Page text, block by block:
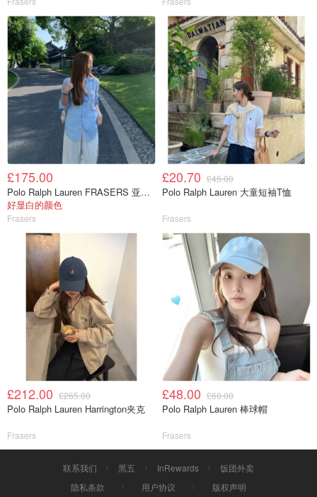
£175.00
Polo Ralph Lauren FRASERS 亚麻长袖衬衫
好显白的颜色
Frasers
£20.70 £45.00
Polo Ralph Lauren 大童短袖T恤
Frasers
£212.00 £265.00
Polo Ralph Lauren Harrington夹克
Frasers
£48.00 £60.00
Polo Ralph Lauren 棒球帽
Frasers
联系我们 黑五 InRewards
饭团外卖
隐私条款
用户协议 版权声明